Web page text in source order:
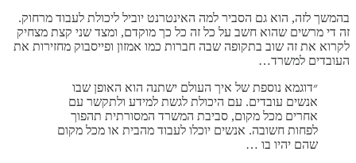
בהמשך לזה, הוא גם הסביר למה האינטרנט יוביל ליכולת לעבוד מרחוק.
זה די מרשים שהוא חשב על כל זה כל כך מוקדם, ומצד שני קצת מצחיק
לקרוא את זה שוב בתקופה שבה חברות כמו אמזון ופייסבוק מחזירות את
העובדים למשרד…
״דוגמא נוספת של איך העולם ישתנה הוא האופן שבו
אנשים עובדים. עם היכולת לגשת למידע ולתקשר עם
אחרים מכל מקום, סביבת המשרד המסורתית תהפוך
לפחות חשובה. אנשים יוכלו לעבוד מהבית או מכל מקום
שהם יהיו בו …